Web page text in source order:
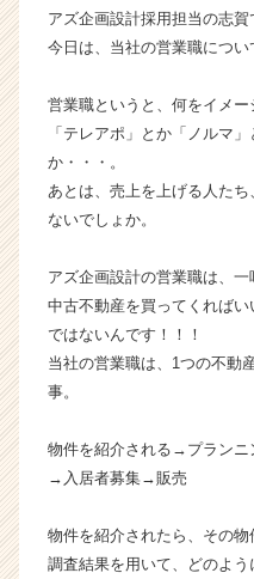
ン
【株
社
ア
企
計
タ
イ
ム
ン】
チ
ャ
アズ企画設計採用担当の志賀
今日は、当社の営業職につい
営業職というと、何をイメー
「テレアポ」とか「ノルマ
か・・・。
あとは、売上を上げる人た
ないでしょか。
アズ企画設計の営業職は、一
中古不動産を買ってくれば
ではないんです！！！
当社の営業職は、1つの不動
事。
物件を紹介される→プラン
→入居者募集→販売
物件を紹介されたら、その物
調査結果を用いて、どのよ